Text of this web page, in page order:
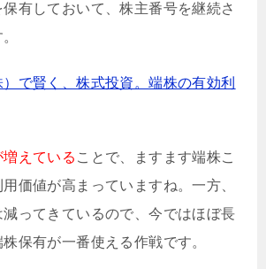
有しておいて、株主番号を継続さ
で賢く、株式投資。端株の有効利
えている ことで、ますます端株こ
価値が高まっていますね。一方、
ってきているので、今ではほぼ長
保有が一番使える作戦です。